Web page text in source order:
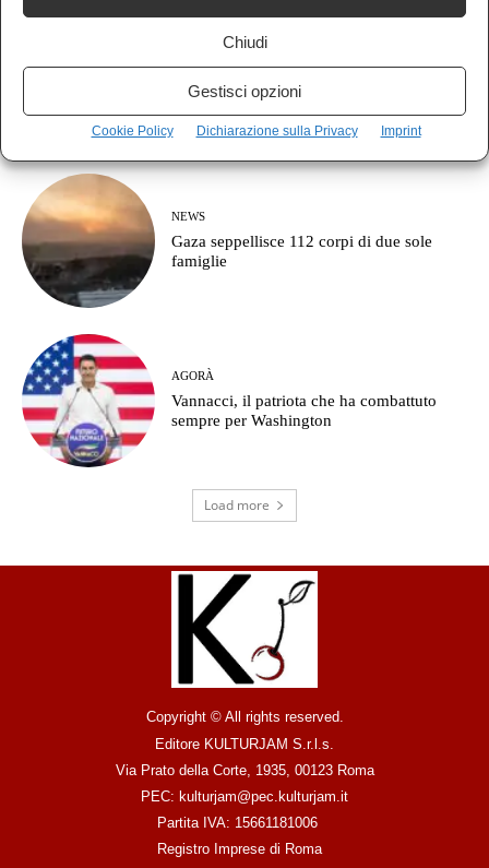
Chiudi
Gestisci opzioni
Cookie Policy Dichiarazione sulla Privacy Imprint
Il vero fronte non è contro la destra: è
contro il partito della guerra
NEWS
Gaza seppellisce 112 corpi di due sole
famiglie
AGORÀ
Vannacci, il patriota che ha combattuto
sempre per Washington
Load more
Copyright © All rights reserved.
Editore KULTURJAM S.r.l.s.
Via Prato della Corte, 1935, 00123 Roma
PEC: kulturjam@pec.kulturjam.it
Partita IVA: 15661181006
Registro Imprese di Roma